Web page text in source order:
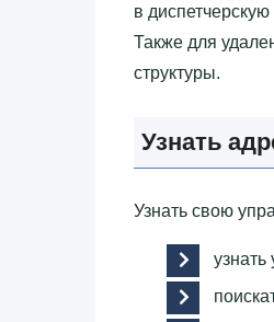
в
Также для
структуры.
Узнать
Узнать свою